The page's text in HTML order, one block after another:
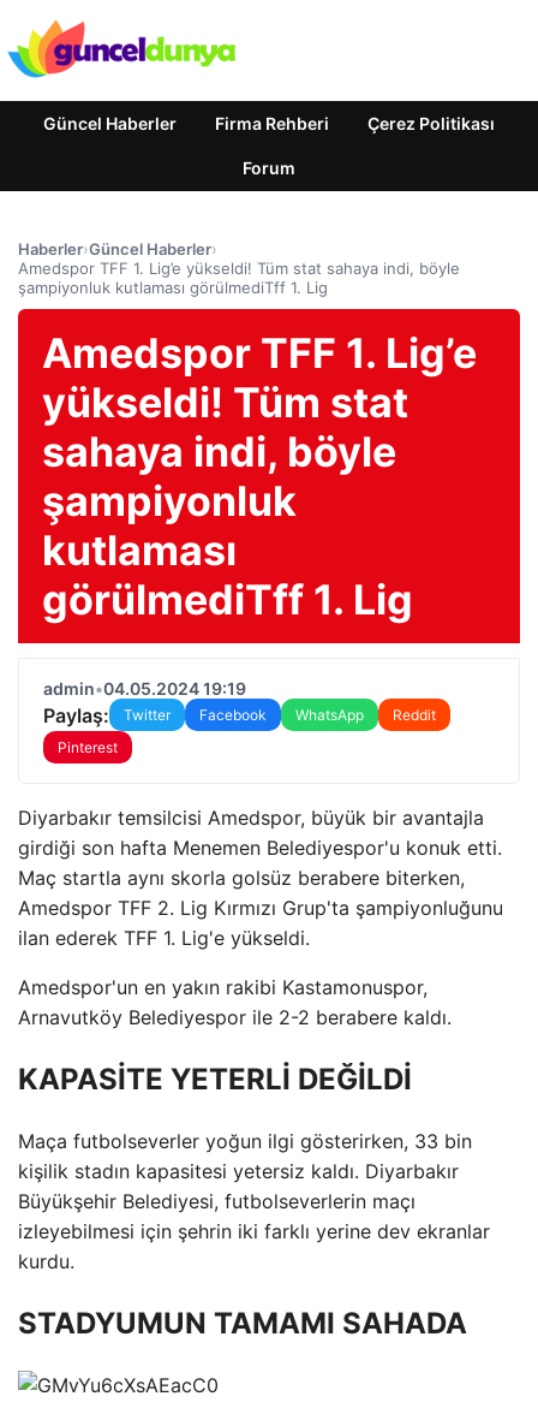
Güncel Haberler Firma Rehberi Çerez Politikası
Forum
Haberler›Güncel Haberler›
Amedspor TFF 1. Lig’e yükseldi! Tüm stat sahaya indi, böyle
şampiyonluk kutlaması görülmediTff 1. Lig
Amedspor TFF 1. Lig’e
yükseldi! Tüm stat
sahaya indi, böyle
şampiyonluk
kutlaması
görülmediTff 1. Lig
admin•04.05.2024 19:19
Paylaş: Twitter Facebook WhatsApp
Reddit
Pinterest
Diyarbakır temsilcisi Amedspor, büyük bir avantajla
girdiği son hafta Menemen Belediyespor'u konuk etti.
Maç startla aynı skorla golsüz berabere biterken,
Amedspor TFF 2. Lig Kırmızı Grup'ta şampiyonluğunu
ilan ederek TFF 1. Lig'e yükseldi.
Amedspor'un en yakın rakibi Kastamonuspor,
Arnavutköy Belediyespor ile 2-2 berabere kaldı.
KAPASİTE YETERLİ DEĞİLDİ
Maça futbolseverler yoğun ilgi gösterirken, 33 bin
kişilik stadın kapasitesi yetersiz kaldı. Diyarbakır
Büyükşehir Belediyesi, futbolseverlerin maçı
izleyebilmesi için şehrin iki farklı yerine dev ekranlar
kurdu.
STADYUMUN TAMAMI SAHADA